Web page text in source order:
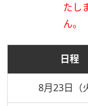
たし
ん。
日程
8月23日（